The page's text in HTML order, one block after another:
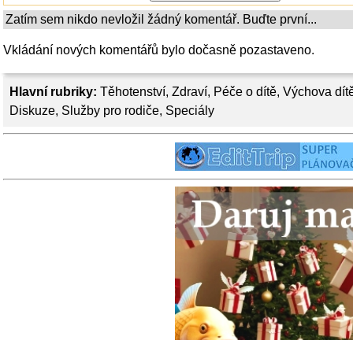
Hlavní rubriky: Těhotenství, Zdraví, Péče o dítě, Výchova
Diskuze, Služby pro rodiče, Speciály
Zatím sem nikdo nevložil žádný komentář. Buďte první...
Vkládání nových komentářů bylo dočasně pozastaveno.